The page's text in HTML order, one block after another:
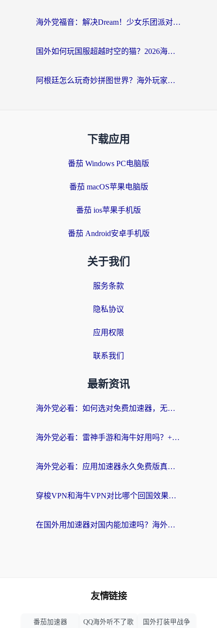
海外党福音：解决Dream！少女乐团派对！国外延迟的实用指南，附北美英国游戏加速方案
国外如何玩国服超越时空的猫？2026海外党必看的加速器选择指南
阿根廷怎么玩奇妙拼图世界？海外玩家国服游戏加速全攻略（附帕斯卡契约战舰少女解决方案）
下载应用
番茄 Windows PC电脑版
番茄 macOS苹果电脑版
番茄 ios苹果手机版
番茄 Android安卓手机版
关于我们
服务条款
隐私协议
应用权限
联系我们
最新资讯
海外党必看：如何选对免费加速器，无缝访问国内资源不踩坑？
海外党必看：雷神手游和海牛好用吗？+3款热门加速器实测对比，附番茄加速器无缝回国指南
海外党必看：应用加速器永久免费版真的存在吗？教你选对回国加速器无缝刷国内资源
穿梭VPN和海牛VPN对比哪个回国效果更好？海外华人亲测3款热门加速器+避坑指南
在国外用加速器对国内能加速吗？海外党亲测有效的无缝访问指南
友情链接
番茄加速器 QQ海外听不了歌 国外打装甲战争